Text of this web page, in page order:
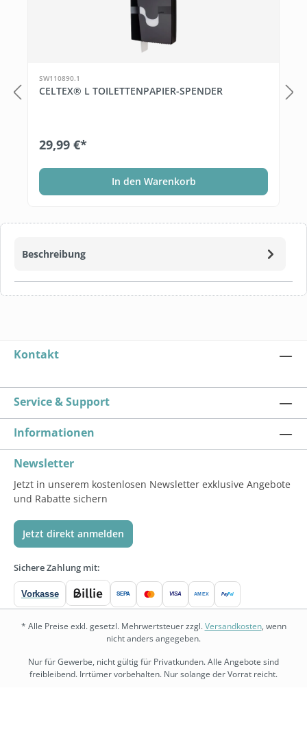
Beschreibung
SW110890.1
CELTEX® L TOILETTENPAPIER-SPENDER
29,99 €*
In den Warenkorb
Kontakt
Service & Support
Informationen
Newsletter
Jetzt in unserem kostenlosen Newsletter exklusive Angebote
und Rabatte sichern
Jetzt direkt anmelden
Sichere Zahlung mit:
Vorkasse SEPA VISA AMEX PayPal
* Alle Preise exkl. gesetzl. Mehrwertsteuer zzgl.Versandkosten, wenn
nicht anders angegeben.
Nur für Gewerbe, nicht gültig für Privatkunden. Alle Angebote sind
freibleibend. Irrtümer vorbehalten. Nur solange der Vorrat reicht.